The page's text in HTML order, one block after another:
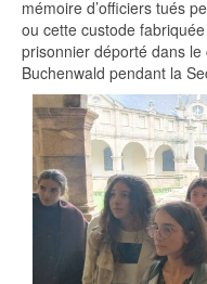
mémoire d’officiers tués
ou cette custode
prisonnier déporté dans
Buchenwald pendant la